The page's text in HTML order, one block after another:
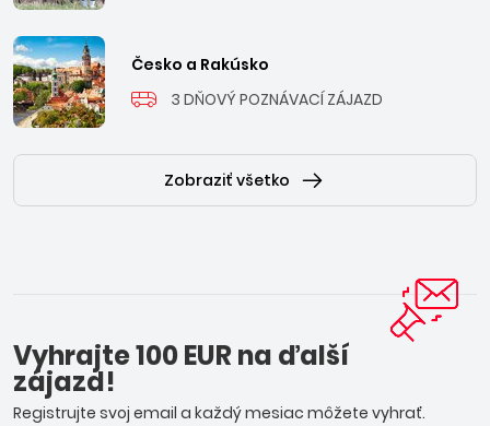
Česko a Rakúsko
3 DŇOVÝ POZNÁVACÍ ZÁJAZD
Zobraziť všetko
Vyhrajte 100 EUR na ďalší
zájazd!
Registrujte svoj email a každý mesiac môžete vyhrať.